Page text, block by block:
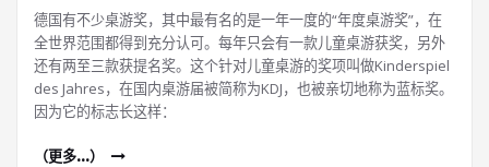
德国有不少桌游奖，其中最有名的是一年一度的“年度桌游奖”，在
全世界范围都得到充分认可。每年只会有一款儿童桌游获奖，另外
还有两至三款获提名奖。这个针对儿童桌游的奖项叫做Kinderspiel
des Jahres，在国内桌游届被简称为KDJ，也被亲切地称为蓝标奖。
因为它的标志长这样：
（更多…）